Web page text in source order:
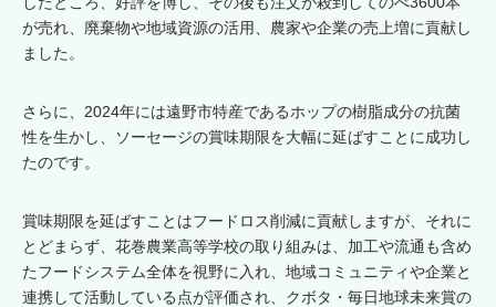
が売れ、廃棄物や地域資源の活用、農家や企業の売上増に貢献し
ました。
さらに、2024年には遠野市特産であるホップの樹脂成分の抗菌
性を生かし、ソーセージの賞味期限を大幅に延ばすことに成功し
たのです。
賞味期限を延ばすことはフードロス削減に貢献しますが、それに
とどまらず、花巻農業高等学校の取り組みは、加工や流通も含め
たフードシステム全体を視野に入れ、地域コミュニティや企業と
連携して活動している点が評価され、クボタ・毎日地球未来賞の